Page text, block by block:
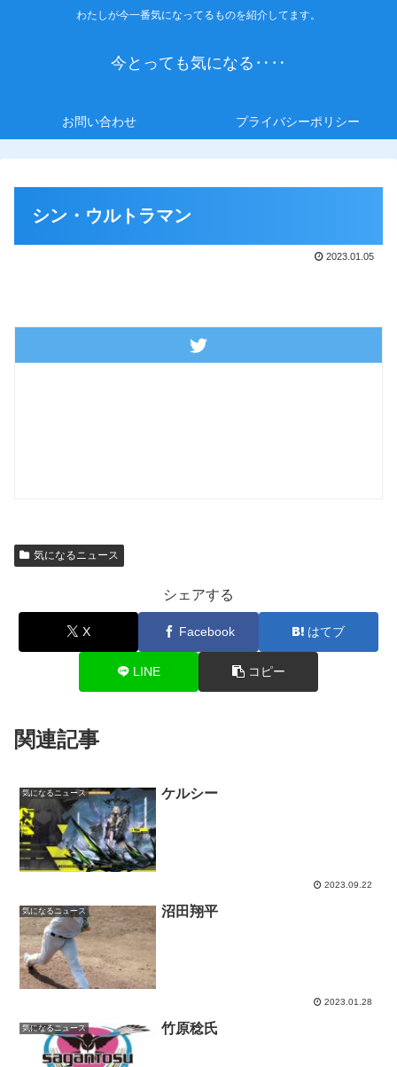
わたしが今一番気になってるものを紹介してます。
今とっても気になる‥‥
お問い合わせ プライバシーポリシー
シン・ウルトラマン
2023.01.05
気になるニュース
シェアする
X Facebook はてブ
LINE コピー
関連記事
気になるニュース ケルシー
2023.09.22
気になるニュース 沼田翔平
2023.01.28
気になるニュース 竹原稔氏